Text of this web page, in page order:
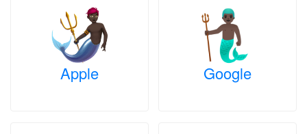
Apple Google